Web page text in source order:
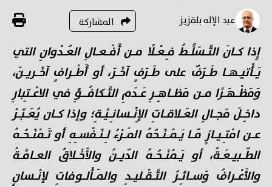
عبد الإله بلقزيز المشاركة
إِذا كـانَ التَّـسَلُّـطُ فِـعْـلًا مـن أَفْـعـالِ العُـدْوانِ التي
يَـأْتيـهـا طَـرَفٌ على طَـرَفٍ آخَـرَ، أو أَطْـرافٍ آخَـريـنَ،
وَمَظْـهَـرًا مـن مَظـاهِـرِ عَـدَمِ التَّـكافُــؤِ في الاعْـتِبارِ
داخِـلَ مَجـالِ العَـلاقـاتِ الإِنْـسانِـيَّـةِ؛ وإذا كـان يُعَـبِّـرُ
عـن امْتِـيـازٍ مّـا يَـمْـنَـحُهُ المَـرْءُ لِـنَـفْسـِهِ أو تَـمْنَـحُـهُ
الطّـبيـعَـةُ، أو يَـمْنَـحُـهُ الدّيـنُ والأَخْـلاقُ العـامَّـةُ
والأَعْـرافُ وَسـائِـرُ التَّـقْـليـدِ والمَـأْلـوفاتِ لإنْـسانٍ